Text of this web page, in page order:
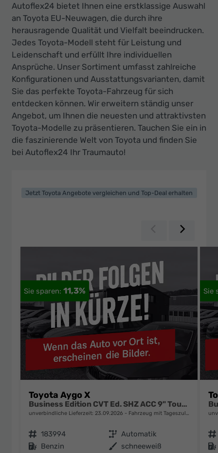
Autoflex24 bietet Ihnen eine erstklassige Auswahl
an Toyota EU-Neuwagen, die durch ihre
herausragende Qualität und Vielfalt beeindrucken.
Jedes Toyota-Modell steht für Leistung und
Leidenschaft und erfüllt Ihre individuellen
Ansprüche. Unser Sortiment umfasst zahlreiche
Konfigurationen und Ausstattungsvarianten, damit
Sie das perfekte Toyota-Fahrzeug für sich
entdecken können. Wir erweitern ständig unser
Angebot, um Ihnen die neuesten und attraktivsten
Toyota-Modelle zu präsentieren. Tauchen Sie ein in
die faszinierende Welt von Toyota und finden Sie
bei Autoflex24 Ihr Traumauto!
Jetzt Toyota Angebote vergleichen und Top-Deal erhalten
Zurück
11,3%
Toyota Aygo X
Business Edition CVT Ed. SHZ ACC 9" Touch CarPlay
unverbindliche Lieferzeit: 23.09.2026 Fahrzeug mit Tageszulassung
Fahrzeugnr. 183994 Getriebe Automatik
Kraftstoff Benzin Außenfarbe schneeweiß
Fahrzeugnr.
Kraftstoff